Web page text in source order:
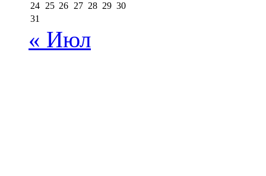
24 25 26 27 28 29 30
31
« Июл